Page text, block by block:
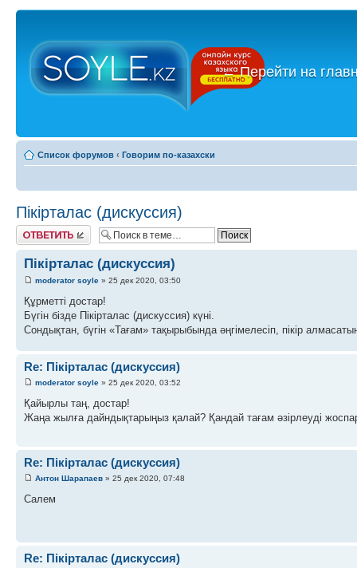
←Перейти на
Список форумов ‹ Говорим по-казахски
Пікірталас (дискуссия)
Ответить
Пікірталас (дискуссия)
moderator soyle » 25 дек 2020, 03:50
Құрметті достар!
Бүгін бізде Пікірталас (дискуссия) күні.
Сондықтан, бүгін «Тағам» тақырыбында әңгімелесіп, пікір
Re: Пікірталас (дискуссия)
moderator soyle » 25 дек 2020, 03:52
Қайырлы таң, достар!
Жаңа жылға дайндықтарыңыз қалай? Қандай тағам әзірлеуді
Re: Пікірталас (дискуссия)
Антон Шарапаев » 25 дек 2020, 07:48
Салем
Re: Пікірталас (дискуссия)